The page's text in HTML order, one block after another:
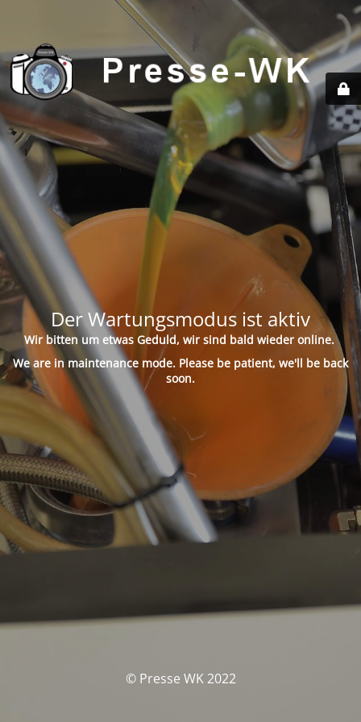
Der Wartungsmodus ist aktiv
Wir bitten um etwas Geduld, wir sind bald wieder online.
We are in maintenance mode. Please be patient, we'll be back
soon.
© Presse WK 2022